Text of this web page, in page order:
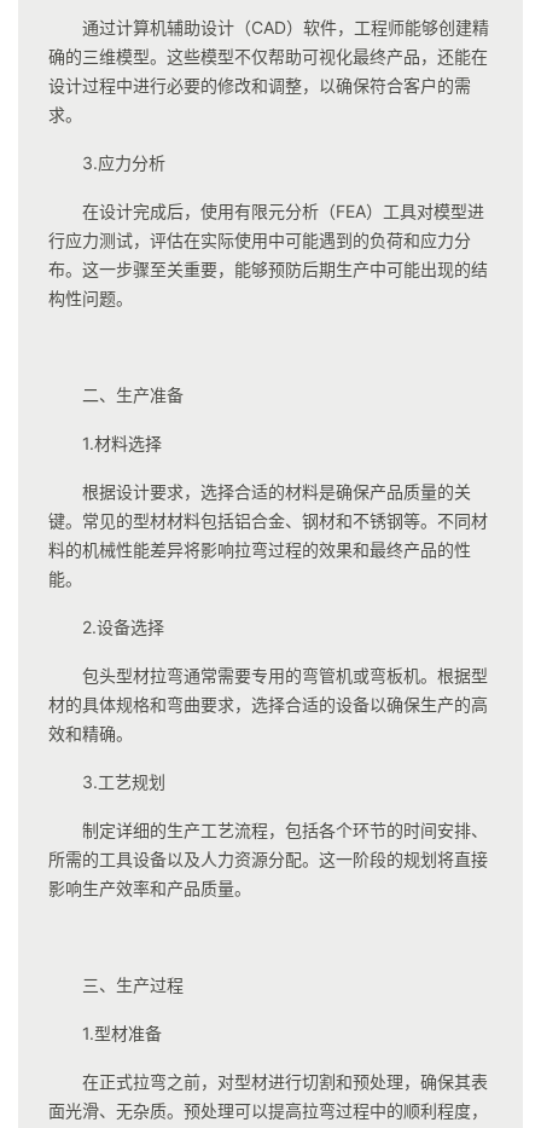
通过计算机辅助设计（CAD）软件，工程师能够创建精
确的三维模型。这些模型不仅帮助可视化最终产品，还能在
设计过程中进行必要的修改和调整，以确保符合客户的需
求。
3.应力分析
在设计完成后，使用有限元分析（FEA）工具对模型进
行应力测试，评估在实际使用中可能遇到的负荷和应力分
布。这一步骤至关重要，能够预防后期生产中可能出现的结
构性问题。
二、生产准备
1.材料选择
根据设计要求，选择合适的材料是确保产品质量的关
键。常见的型材材料包括铝合金、钢材和不锈钢等。不同材
料的机械性能差异将影响拉弯过程的效果和最终产品的性
能。
2.设备选择
包头型材拉弯通常需要专用的弯管机或弯板机。根据型
材的具体规格和弯曲要求，选择合适的设备以确保生产的高
效和精确。
3.工艺规划
制定详细的生产工艺流程，包括各个环节的时间安排、
所需的工具设备以及人力资源分配。这一阶段的规划将直接
影响生产效率和产品质量。
三、生产过程
1.型材准备
在正式拉弯之前，对型材进行切割和预处理，确保其表
面光滑、无杂质。预处理可以提高拉弯过程中的顺利程度，